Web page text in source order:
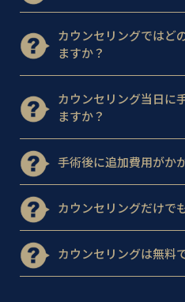
カウンセリングではど
ますか？
カウンセリング当日に
ますか？
手術後に追加費用がか
カウンセリングだけで
カウンセリングは無料